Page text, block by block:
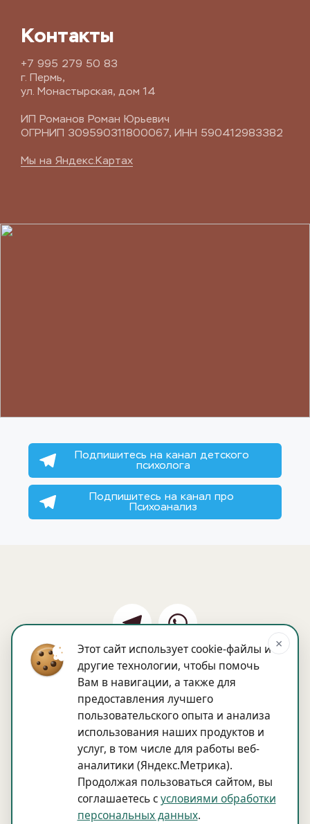
×
Этот сайт использует cookie-файлы и
другие технологии, чтобы помочь
Вам в навигации, а также для
предоставления лучшего
пользовательского опыта и анализа
использования наших продуктов и
услуг, в том числе для работы веб-
аналитики (Яндекс.Метрика).
Продолжая пользоваться сайтом, вы
соглашаетесь сусловиями обработки
персональных данных.
Контакты
+7 995 279 50 83
г. Пермь,
ул. Монастырская, дом 14
ИП Романов Роман Юрьевич
ОГРНИП 309590311800067, ИНН 590412983382
Мы на Яндекс.Картах
Подпишитесь на канал детского
психолога
Подпишитесь на канал про
Психоанализ
Наши специалистыБлог
Политика обработки персональных
Согласие на обработку персональных
Способы оплаты: банковская карта, наличный